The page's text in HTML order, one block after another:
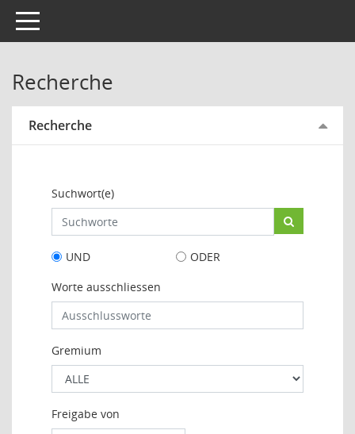
Toggle navigation
Recherche
Recherche
Suchwort(e)
UND
ODER
Worte ausschliessen
Gremium
Freigabe von